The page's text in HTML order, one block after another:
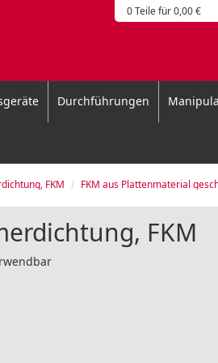
0 Teile für 0,00 €
Durchführungen
FKM FKM aus Plattenmaterial
FKM